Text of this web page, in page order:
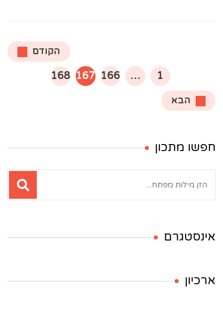
pagination
הקודם
עמוד
1
… עמוד
166 עמוד
167 עמוד
168
הבא
חפשו מתכון
אינסטגרם
ארכיון